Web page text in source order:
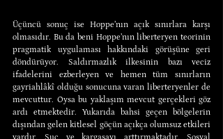
Üçüncü sonuç ise Hoppe’nın açık sınırlara karşı
olmasıdır. Bu da beni Hoppe’nın liberteryen teorinin
pragmatik uygulaması hakkındaki görüşüne geri
döndürüyor. Saldırmazlık ilkesinin bazı veciz
ifadelerini ezberleyen ve hemen tüm sınırların
gayriahlâkî olduğu sonucuna varan liberteryenler de
mevcuttur. Oysa bu yaklaşım mevcut gerçekleri göz
ardı etmektedir. Yukarıda bahsi geçen bölgelerin
dışından gelen kitlesel göçün açıkça olumsuz etkileri
vardır. Suç ve kargaşayı arttırmaktadır. Sosyal